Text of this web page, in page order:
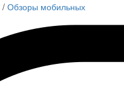
/ Обзоры мобильных